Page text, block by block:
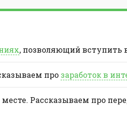
, позволяющий вступить
про заработок в
месте. Рассказываем про